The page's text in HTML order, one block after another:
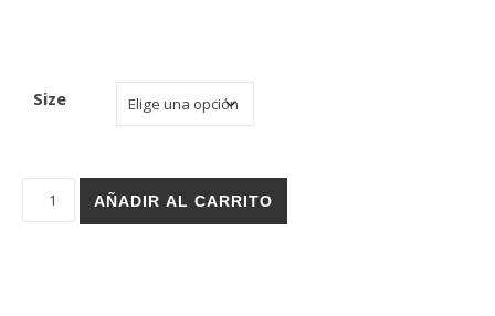
Size
Holz skateboard deck - Rose white cantidad
AÑADIR AL CARRITO